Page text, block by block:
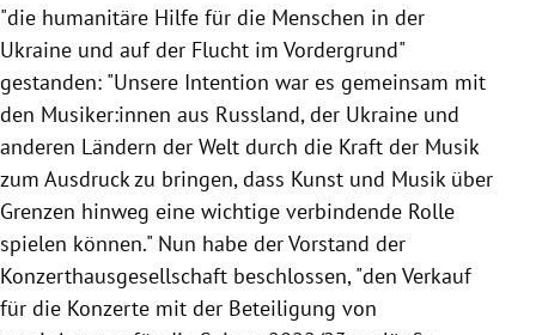
"die humanitäre Hilfe für die Menschen in der
Ukraine und auf der Flucht im Vordergrund"
gestanden: "Unsere Intention war es gemeinsam mit
den Musiker:innen aus Russland, der Ukraine und
anderen Ländern der Welt durch die Kraft der Musik
zum Ausdruck zu bringen, dass Kunst und Musik über
Grenzen hinweg eine wichtige verbindende Rolle
spielen können." Nun habe der Vorstand der
Konzerthausgesellschaft beschlossen, "den Verkauf
für die Konzerte mit der Beteiligung von